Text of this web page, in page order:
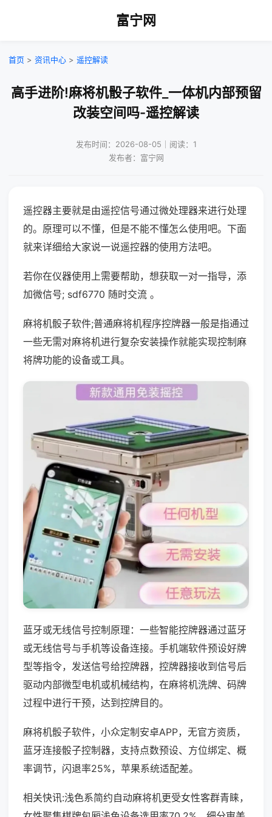
富宁网
首页 > 资讯中心 > 遥控解读
高手进阶!麻将机骰子软件_一体机内部预留
改装空间吗-遥控解读
发布时间：2026-08-05｜阅读：1
发布者：富宁网
遥控器主要就是由遥控信号通过微处理器来进行处理
的。原理可以不懂，但是不能不懂怎么使用吧。下面
就来详细给大家说一说遥控器的使用方法吧。
若你在仪器使用上需要帮助，想获取一对一指导，添
加微信号; sdf6770 随时交流 。
麻将机骰子软件;普通麻将机程序控牌器一般是指通过
一些无需对麻将机进行复杂安装操作就能实现控制麻
将牌功能的设备或工具。
蓝牙或无线信号控制原理：一些智能控牌器通过蓝牙
或无线信号与手机等设备连接。手机端软件预设好牌
型等指令，发送信号给控牌器，控牌器接收到信号后
驱动内部微型电机或机械结构，在麻将机洗牌、码牌
过程中进行干预，达到控牌目的。
麻将机骰子软件，小众定制安卓APP，无官方资质，
蓝牙连接骰子控制器，支持点数预设、方位绑定、概
率调节，闪退率25%，苹果系统适配差。
相关快讯:浅色系简约自动麻将机更受女性客群青睐，